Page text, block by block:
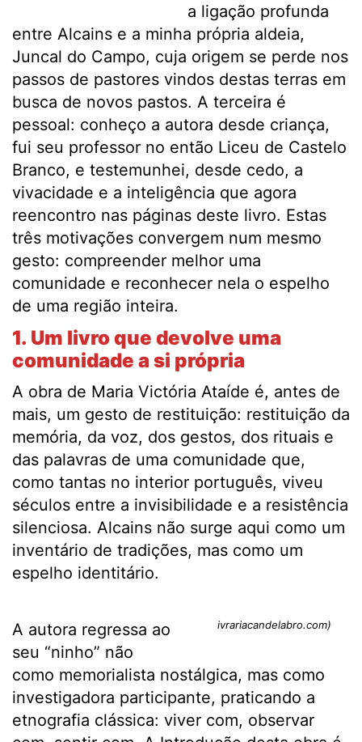
a ligação profunda
entre Alcains e a minha própria aldeia,
Juncal do Campo, cuja origem se perde nos
passos de pastores vindos destas terras em
busca de novos pastos. A terceira é
pessoal: conheço a autora desde criança,
fui seu professor no então Liceu de Castelo
Branco, e testemunhei, desde cedo, a
vivacidade e a inteligência que agora
reencontro nas páginas deste livro. Estas
três motivações convergem num mesmo
gesto: compreender melhor uma
comunidade e reconhecer nela o espelho
de uma região inteira.
1. Um livro que devolve uma
comunidade a si própria
A obra de Maria Victória Ataíde é, antes de
mais, um gesto de restituição: restituição da
memória, da voz, dos gestos, dos rituais e
das palavras de uma comunidade que,
como tantas no interior português, viveu
séculos entre a invisibilidade e a resistência
silenciosa. Alcains não surge aqui como um
inventário de tradições, mas como um
espelho identitário.
ivrariacandelabro.com)
A autora regressa ao
seu “ninho” não
como memorialista nostálgica, mas como
investigadora participante, praticando a
etnografia clássica: viver com, observar